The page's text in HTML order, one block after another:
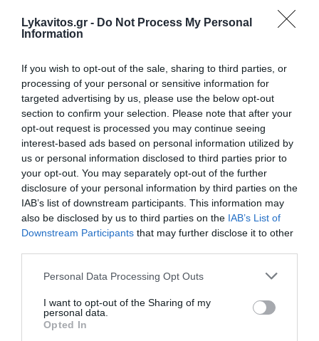
Lykavitos.gr - Do Not Process My Personal
Information
If you wish to opt-out of the sale, sharing to third parties, or
processing of your personal or sensitive information for
targeted advertising by us, please use the below opt-out
section to confirm your selection. Please note that after your
opt-out request is processed you may continue seeing
interest-based ads based on personal information utilized by
us or personal information disclosed to third parties prior to
your opt-out. You may separately opt-out of the further
disclosure of your personal information by third parties on the
IAB’s list of downstream participants. This information may
also be disclosed by us to third parties on the IAB’s List of
Downstream Participants that may further disclose it to other
Please note that this website/app uses one or more Google
not limited to your visit or usage behaviour. You may click to
grant or deny consent to Google and its third-party tags to
use your data for below specified purposes in below Google
Personal Data Processing Opt Outs
I want to opt-out of the Sharing of my
personal data.
Opted In
Δρυμιώτης: «Η Νέα Δημοκρατία θα είναι ξανά
κυβέρνηση» – Σφοδρή επίθεση κατά της
Θεώνης Κουφονικολάκου για τον Νετανιάχου
Ο Ανδρέας Δρυμιώτης εκτίμησε ότι η Νέα Δημοκρατία θα
σχηματίσει ξανά κυβέρνηση, σχολίασε τις
δημοσκοπήσεις και άσκησε έντονη κριτική στις
δηλώσεις της Θεώνης Κουφονικολάκου για τον...
25 Ιουλίου 2026